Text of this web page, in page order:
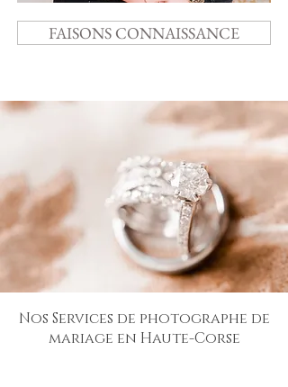
FAISONS CONNAISSANCE
Nos Services de photographe de
mariage en Haute-Corse